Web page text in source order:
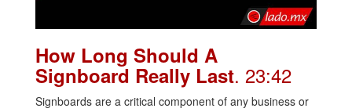
How Long Should A
Signboard Really Last. 23:42
Signboards are a critical component of any business or